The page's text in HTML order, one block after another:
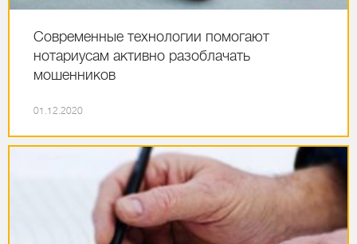
Современные технологии помогают
нотариусам активно разоблачать
мошенников
01.12.2020